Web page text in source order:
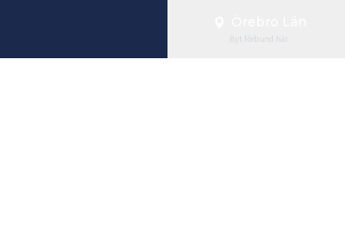
Byt förbund här